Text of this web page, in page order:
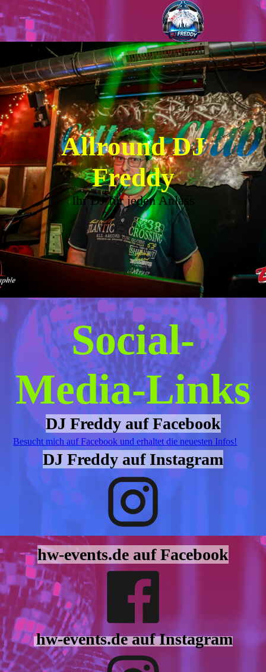
Allround DJ
Freddy
Ihr DJ für jeden Anlass
Social-
Media-Links
DJ Freddy auf Facebook
Besucht mich auf Facebook und erhaltet die neuesten Infos!
DJ Freddy auf Instagram
hw-events.de auf Facebook
hw-events.de auf Instagram